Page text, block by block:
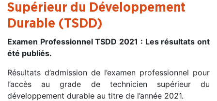
Supérieur du Développement
Durable (TSDD)
Examen Professionnel TSDD 2021 : Les résultats ont
été publiés.
Résultats d’admission de l’examen professionnel pour
l’accès au grade de technicien supérieur du
développement durable au titre de l’année 2021.